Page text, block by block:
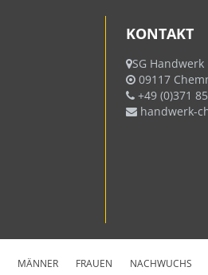
KONTAKT
SG
09117
+49 (0)371
handwerk-
MÄNNER FRAUEN NACHWUCHS